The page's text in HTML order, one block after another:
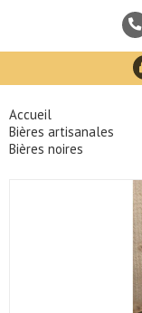
Accueil
Bières artisanales
Bières noires